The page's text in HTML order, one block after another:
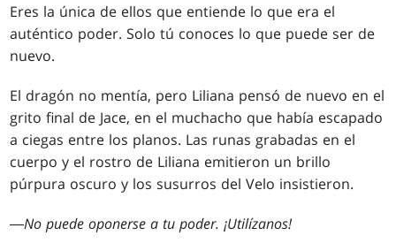
Eres la única de ellos que entiende lo que era el
auténtico poder. Solo tú conoces lo que puede ser de
nuevo.
El dragón no mentía, pero Liliana pensó de nuevo en el
grito final de Jace, en el muchacho que había escapado
a ciegas entre los planos. Las runas grabadas en el
cuerpo y el rostro de Liliana emitieron un brillo
púrpura oscuro y los susurros del Velo insistieron.
―No puede oponerse a tu poder. ¡Utilízanos!